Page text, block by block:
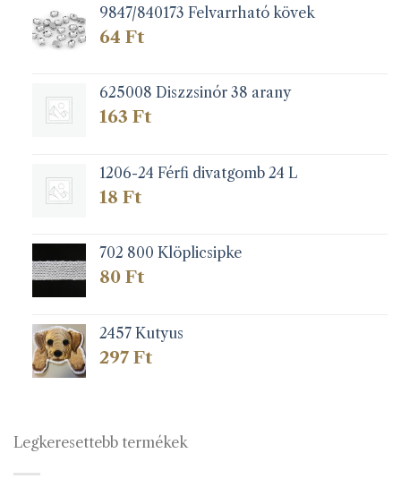
9847/840173 Felvarrható kövek
64 Ft
625008 Diszzsinór 38 arany
163 Ft
1206-24 Férfi divatgomb 24 L
18 Ft
702 800 Klöplicsipke
80 Ft
2457 Kutyus
297 Ft
Legkeresettebb termékek